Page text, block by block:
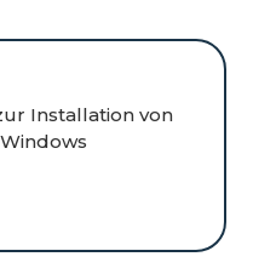
Installation von